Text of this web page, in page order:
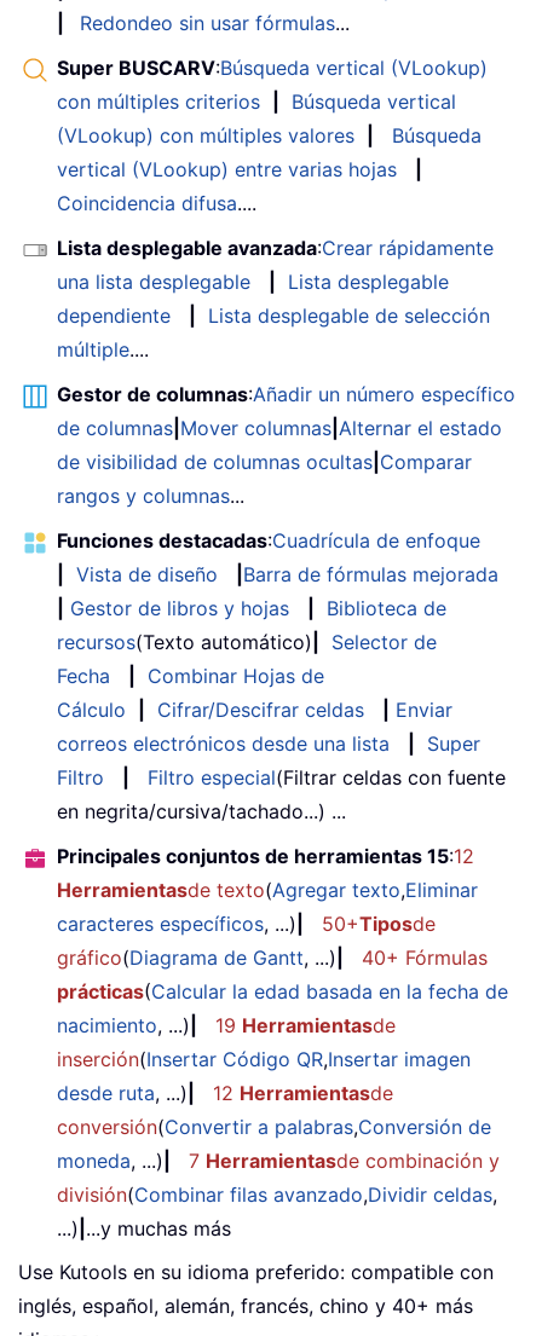
Redondeo sin usar fórmulas...
Super BUSCARV:Búsqueda vertical (VLookup)
con múltiples criterios
Búsqueda vertical
(VLookup) con múltiples valores
Búsqueda
vertical (VLookup) entre varias hojas
Coincidencia difusa....
Lista desplegable avanzada:Crear rápidamente
una lista desplegable
Lista desplegable
dependiente
Lista desplegable de selección
múltiple....
Gestor de columnas:Añadir un número específico
de columnas Mover columnas Alternar el estado
de visibilidad de columnas ocultas Comparar
rangos y columnas...
Funciones destacadas:Cuadrícula de enfoque
Vista de diseño
Barra de fórmulas mejorada
Gestor de libros y hojas
Biblioteca de
recursos(Texto automático)
Selector de
Fecha
Combinar Hojas de
Cálculo
Cifrar/Descifrar celdas
Enviar
correos electrónicos desde una lista
Super
Filtro
Filtro especial(Filtrar celdas con fuente
en negrita/cursiva/tachado...) ...
Principales conjuntos de herramientas 15:12
Herramientasde texto(Agregar texto,Eliminar
caracteres específicos, ...) 50+Tiposde
gráfico(Diagrama de Gantt, ...)
40+ Fórmulas
prácticas(Calcular la edad basada en la fecha de
nacimiento, ...) 19 Herramientasde
inserción(Insertar Código QR,Insertar imagen
desde ruta, ...) 12 Herramientasde
conversión(Convertir a palabras,Conversión de
moneda, ...) 7 Herramientasde combinación y
división(Combinar filas avanzado,Dividir celdas,
...) ...y muchas más
Use Kutools en su idioma preferido: compatible con
inglés, español, alemán, francés, chino y 40+ más